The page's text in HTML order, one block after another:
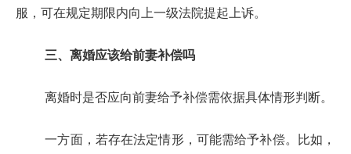
服，可在规定期限内向上一级法院提起上诉。
三、离婚应该给前妻补偿吗
离婚时是否应向前妻给予补偿需依据具体情形判断。
一方面，若存在法定情形，可能需给予补偿。比如，